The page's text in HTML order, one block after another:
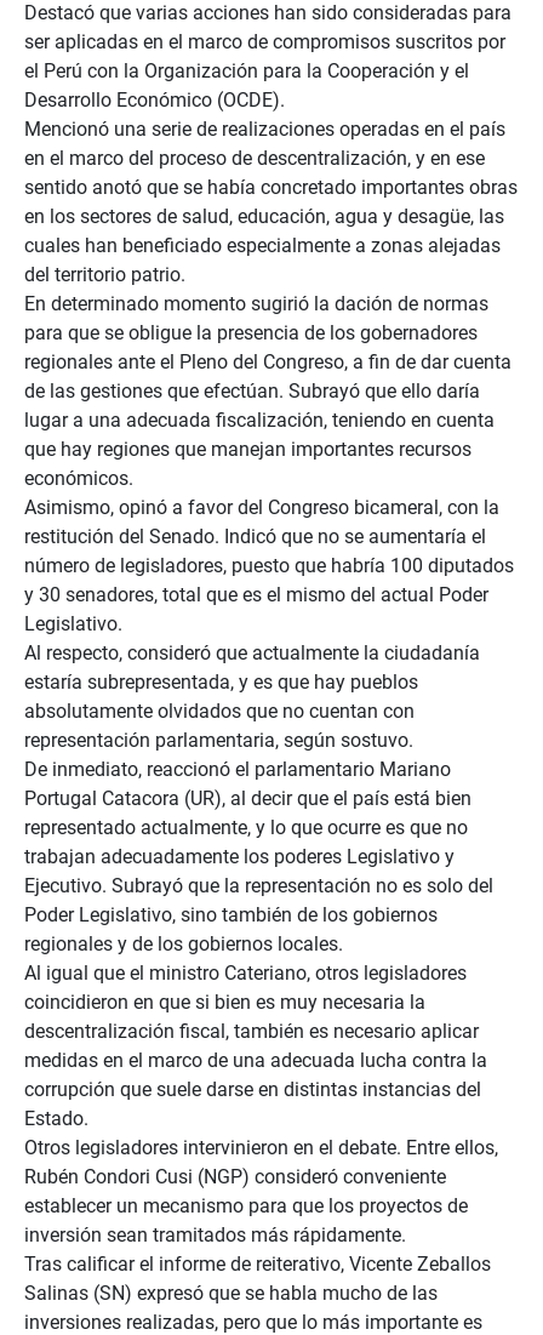
Destacó que varias acciones han sido consideradas para
ser aplicadas en el marco de compromisos suscritos por
el Perú con la Organización para la Cooperación y el
Desarrollo Económico (OCDE).
Mencionó una serie de realizaciones operadas en el país
en el marco del proceso de descentralización, y en ese
sentido anotó que se había concretado importantes obras
en los sectores de salud, educación, agua y desagüe, las
cuales han beneficiado especialmente a zonas alejadas
del territorio patrio.
En determinado momento sugirió la dación de normas
para que se obligue la presencia de los gobernadores
regionales ante el Pleno del Congreso, a fin de dar cuenta
de las gestiones que efectúan. Subrayó que ello daría
lugar a una adecuada fiscalización, teniendo en cuenta
que hay regiones que manejan importantes recursos
económicos.
Asimismo, opinó a favor del Congreso bicameral, con la
restitución del Senado. Indicó que no se aumentaría el
número de legisladores, puesto que habría 100 diputados
y 30 senadores, total que es el mismo del actual Poder
Legislativo.
Al respecto, consideró que actualmente la ciudadanía
estaría subrepresentada, y es que hay pueblos
absolutamente olvidados que no cuentan con
representación parlamentaria, según sostuvo.
De inmediato, reaccionó el parlamentario Mariano
Portugal Catacora (UR), al decir que el país está bien
representado actualmente, y lo que ocurre es que no
trabajan adecuadamente los poderes Legislativo y
Ejecutivo. Subrayó que la representación no es solo del
Poder Legislativo, sino también de los gobiernos
regionales y de los gobiernos locales.
Al igual que el ministro Cateriano, otros legisladores
coincidieron en que si bien es muy necesaria la
descentralización fiscal, también es necesario aplicar
medidas en el marco de una adecuada lucha contra la
corrupción que suele darse en distintas instancias del
Estado.
Otros legisladores intervinieron en el debate. Entre ellos,
Rubén Condori Cusi (NGP) consideró conveniente
establecer un mecanismo para que los proyectos de
inversión sean tramitados más rápidamente.
Tras calificar el informe de reiterativo, Vicente Zeballos
Salinas (SN) expresó que se habla mucho de las
inversiones realizadas, pero que lo más importante es